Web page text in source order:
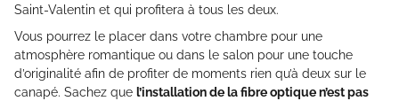
Saint-Valentin et qui profitera à tous les deux.
Vous pourrez le placer dans votre chambre pour une
atmosphère romantique ou dans le salon pour une touche
d’originalité afin de profiter de moments rien qu’à deux sur le
canapé. Sachez que l’installation de la fibre optique n’est pas